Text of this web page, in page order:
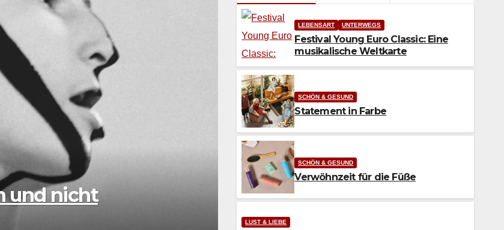
musikalische
SCHÖN & GESUND
Statement in Farbe
LEBENSART UNTERWEGS
Festival Young Euro Classic: Eine
musikalische Weltkarte
SCHÖN & GESUND
Statement in Farbe
SCHÖN & GESUND
Verwöhnzeit für die Füße
LUST & LIEBE